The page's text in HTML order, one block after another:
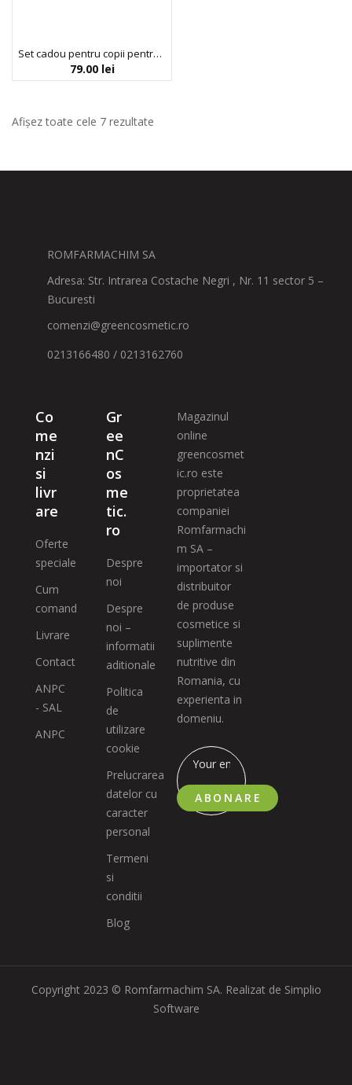
Set cadou pentru copii pentru igiena dentara, Barca Kids Super Kit, FC Barcelona, 3 articole
79.00 lei
Afișez toate cele 7 rezultate
ROMFARMACHIM SA
Adresa: Str. Intrarea Costache Negri , Nr. 11 sector 5 –
Bucuresti
comenzi@greencosmetic.ro
0213166480 / 0213162760
Co
me
nzi
si
livr
are
Oferte
speciale
Cum
comand
Livrare
Contact
ANPC
- SAL
ANPC
Gr
ee
nC
os
me
tic.
ro
Despre
noi
Despre
noi –
informatii
aditionale
Politica
de
utilizare
cookie
Prelucrarea
datelor cu
caracter
personal
Termeni
si
conditii
Blog
Magazinul
online
greencosmet
ic.ro este
proprietatea
companiei
Romfarmachi
m SA –
importator si
distribuitor
de produse
cosmetice si
suplimente
nutritive din
Romania, cu
experienta in
domeniu.
ABONARE
Copyright 2023 © Romfarmachim SA. Realizat de Simplio
Software